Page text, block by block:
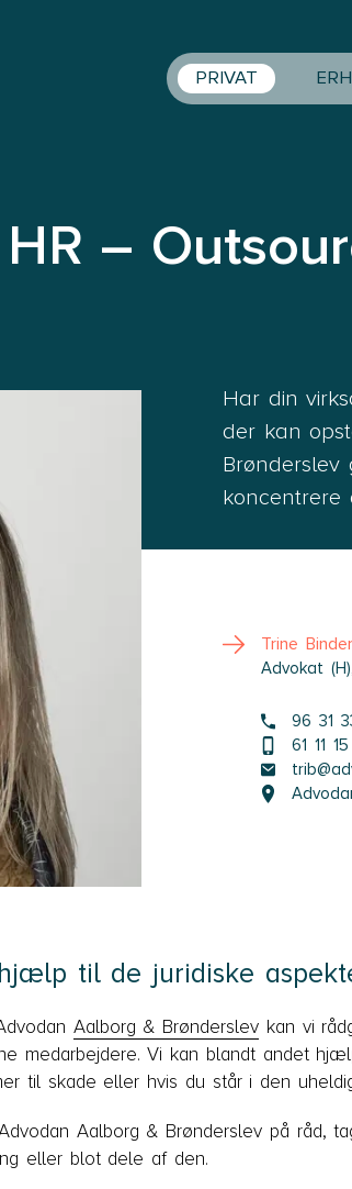
PRIVAT
–
Har din
der kan
koncentrere
Trine
Advokat
96 31
61 11
til de juridiske
Aalborg & Brønderslev kan vi
medarbejdere. Vi kan blandt andet
til skade eller hvis du står i den
Aalborg & Brønderslev på råd,
eller blot dele af den.